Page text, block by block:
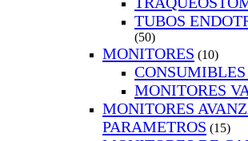
TUBOS
(50)
MONITORES (10)
MONITORES
MONITORES
PARAMETROS (15)